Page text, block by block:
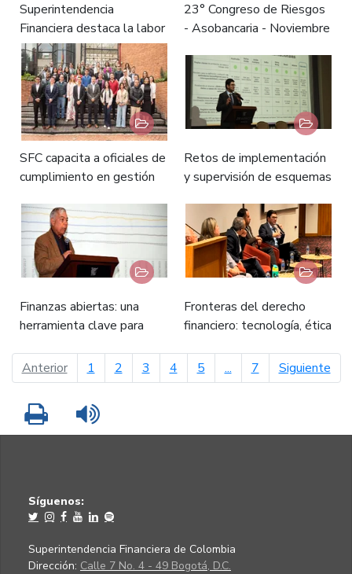
Superintendencia
Financiera destaca la labor
conjunta con Fogafín en
sus 40 años de historia -
Noviembre 21 de 2025
23° Congreso de Riesgos
- Asobancaria - Noviembre
SFC capacita a oficiales de
cumplimiento en gestión
activos - Noviembre 20 de
2025
Retos de implementación
y supervisión de esquemas
Noviembre 19 de 2025
Finanzas abiertas: una
herramienta clave para
crédito - Noviembre 19 de
2025
Fronteras del derecho
financiero: tecnología, ética
digital - Noviembre 13 de
2025
Anteriorpágina anterior
1 2 3 4 5 ... 7 Siguiente
Imprimir
Síguenos:
Superintendencia Financiera de Colombia
Dirección: Calle 7 No. 4 - 49 Bogotá, D.C.